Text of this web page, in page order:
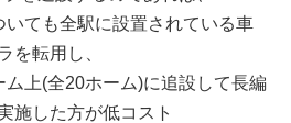
いても全駅に設置されている車
を転用し、
ム上(全20ホーム)に追設して長編
施した方が低コスト